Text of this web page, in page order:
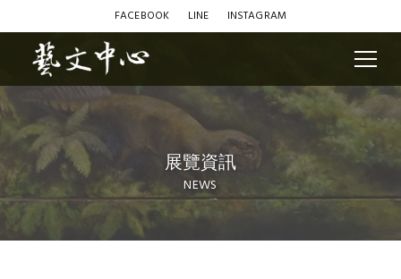
FACEBOOK LINE INSTAGRAM
展覽資訊
NEWS